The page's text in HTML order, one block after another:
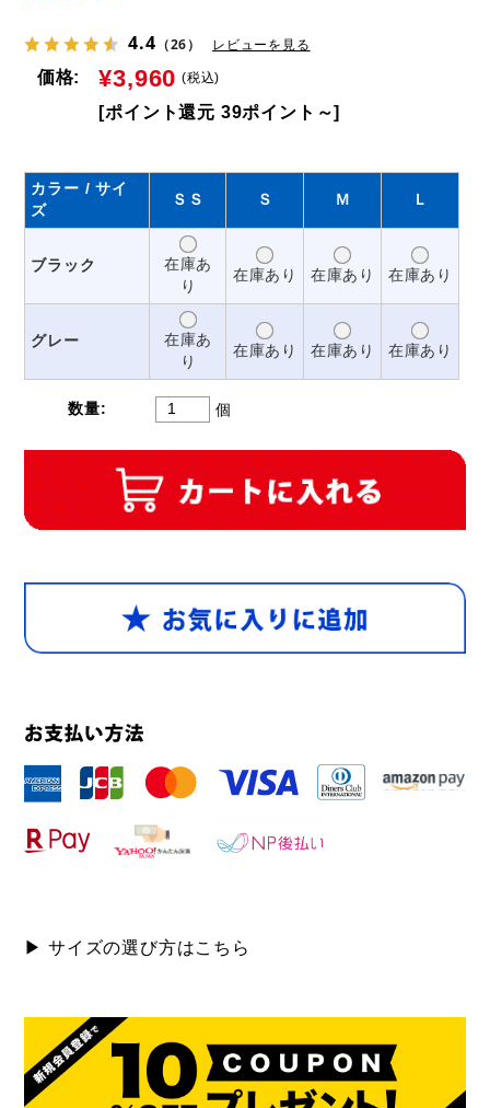
4.4 （26）
レビューを見る
価格:
¥3,960 (税込)
[ポイント還元 39ポイント～]
カラー / サイ
ズ
ＳＳ Ｓ Ｍ Ｌ
ブラック
在庫あ
り
在庫あり 在庫あり 在庫あり
グレー
在庫あ
り
在庫あり 在庫あり 在庫あり
数量: 個
▶ サイズの選び方はこちら